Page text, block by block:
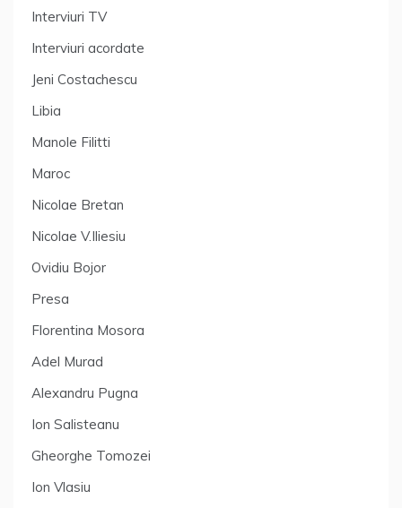
Interviuri TV
Interviuri acordate
Jeni Costachescu
Libia
Manole Filitti
Maroc
Nicolae Bretan
Nicolae V.Iliesiu
Ovidiu Bojor
Presa
Florentina Mosora
Adel Murad
Alexandru Pugna
Ion Salisteanu
Gheorghe Tomozei
Ion Vlasiu